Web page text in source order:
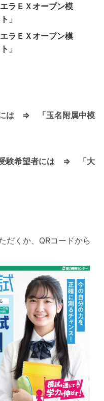
ラＥＸオープン模
」
ラＥＸオープン模
」
には ⇒
「玉名附属中模
受験希望者には ⇒ 「大
だくか、QRコードから